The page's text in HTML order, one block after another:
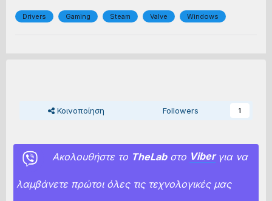
Drivers Gaming Steam Valve Windows
Κοινοποίηση Followers 1
Ακολουθήστε το TheLabστο Viber για να
λαμβάνετε πρώτοι όλες τις τεχνολογικές μας